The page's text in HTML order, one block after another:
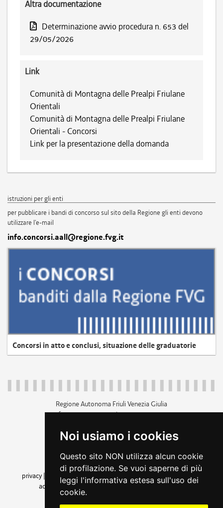
Noi usiamo i cookies
Questo sito NON utilizza alcun cookie
di profilazione. Se vuoi saperne di più
leggi l'informativa estesa sull'uso dei
cookie.
Altra documentazione
Determinazione avvio procedura n. 653 del
29/05/2026
Link
Comunità di Montagna delle Prealpi Friulane
Orientali
Comunità di Montagna delle Prealpi Friulane
Orientali - Concorsi
Link per la presentazione della domanda
istruzioni per gli enti
per pubblicare i bandi di concorso sul sito della Regione gli enti devono
utilizzare l'e-mail
info.concorsi.aall@regione.fvg.it
Concorsi in atto e conclusi, situazione delle graduatorie
Regione Autonoma Friuli Venezia Giulia
c.f. 80014930327; p.iva 00526040324
+39 040 3771111
amministrazione trasparente
privacy
cookie |note legali accessibilità
dichiarazione di
accessibilità| feedback
cambio preferenze cookie